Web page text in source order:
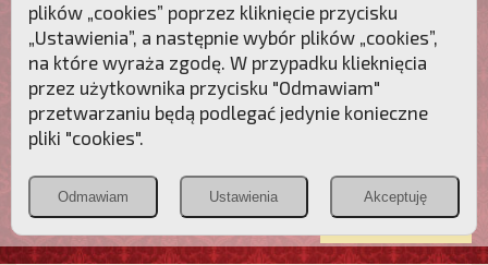
Przebudźmy sumienia Polaków!
Polonia
Christiana
PCh24.pl
Przymierze
POZNAJ APOSTOLAT FATIMY WESPRZYJ
NAS
plików „cookies” poprzez kliknięcie przycisku
„Ustawienia”, a następnie wybór plików „cookies”,
na które wyraża zgodę. W przypadku klieknięcia
przez użytkownika przycisku "Odmawiam"
przetwarzaniu będą podlegać jedynie konieczne
pliki "cookies".
Odmawiam Ustawienia Akceptuję